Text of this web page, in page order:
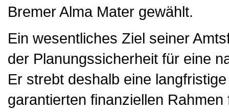
Bremer Alma Mater gewählt.
Ein wesentliches Ziel seiner
der Planungssicherheit für eine
Er strebt deshalb eine
garantierten finanziellen